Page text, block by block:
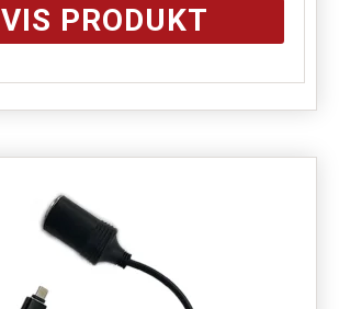
VIS PRODUKT